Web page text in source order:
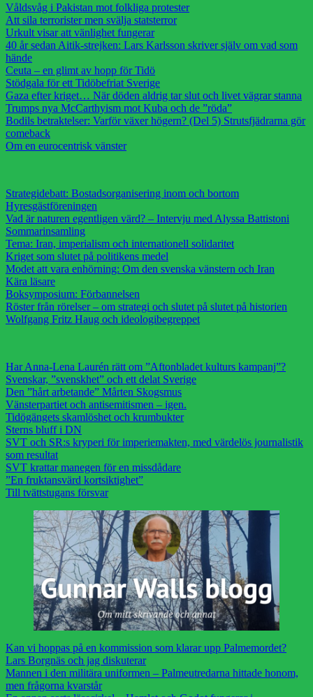
Våldsvåg i Pakistan mot folkliga protester
Att sila terrorister men svälja statsterror
Urkult visar att vänlighet fungerar
40 år sedan Aitik-strejken: Lars Karlsson skriver själv om vad som
hände
Ceuta – en glimt av hopp för Tidö
Stödgala för ett Tidöbefriat Sverige
Gaza efter kriget… När döden aldrig tar slut och livet vägrar stanna
Trumps nya McCarthyism mot Kuba och de ”röda”
Bodils betraktelser: Varför växer högern? (Del 5) Strutsfjädrarna gör
comeback
Om en eurocentrisk vänster
Strategidebatt: Bostadsorganisering inom och bortom
Hyresgästföreningen
Vad är naturen egentligen värd? – Intervju med Alyssa Battistoni
Sommarinsamling
Tema: Iran, imperialism och internationell solidaritet
Kriget som slutet på politikens medel
Modet att vara enhörning: Om den svenska vänstern och Iran
Kära läsare
Boksymposium: Förbannelsen
Röster från rörelser – om strategi och slutet på slutet på historien
Wolfgang Fritz Haug och ideologibegreppet
Har Anna-Lena Laurén rätt om ”Aftonbladet kulturs kampanj”?
Svenskar, ”svenskhet” och ett delat Sverige
Den ”hårt arbetande” Mårten Skogsmus
Vänsterpartiet och antisemitismen – igen.
Tidögängets skamlöshet och krumbukter
Sterns bluff i DN
SVT och SR:s kryperi för imperiemakten, med värdelös journalistik
som resultat
SVT krattar manegen för en missdådare
”En fruktansvärd kortsiktighet”
Till tvättstugans försvar
Kan vi hoppas på en kommission som klarar upp Palmemordet?
Lars Borgnäs och jag diskuterar
Mannen i den militära uniformen – Palmeutredarna hittade honom,
men frågorna kvarstår